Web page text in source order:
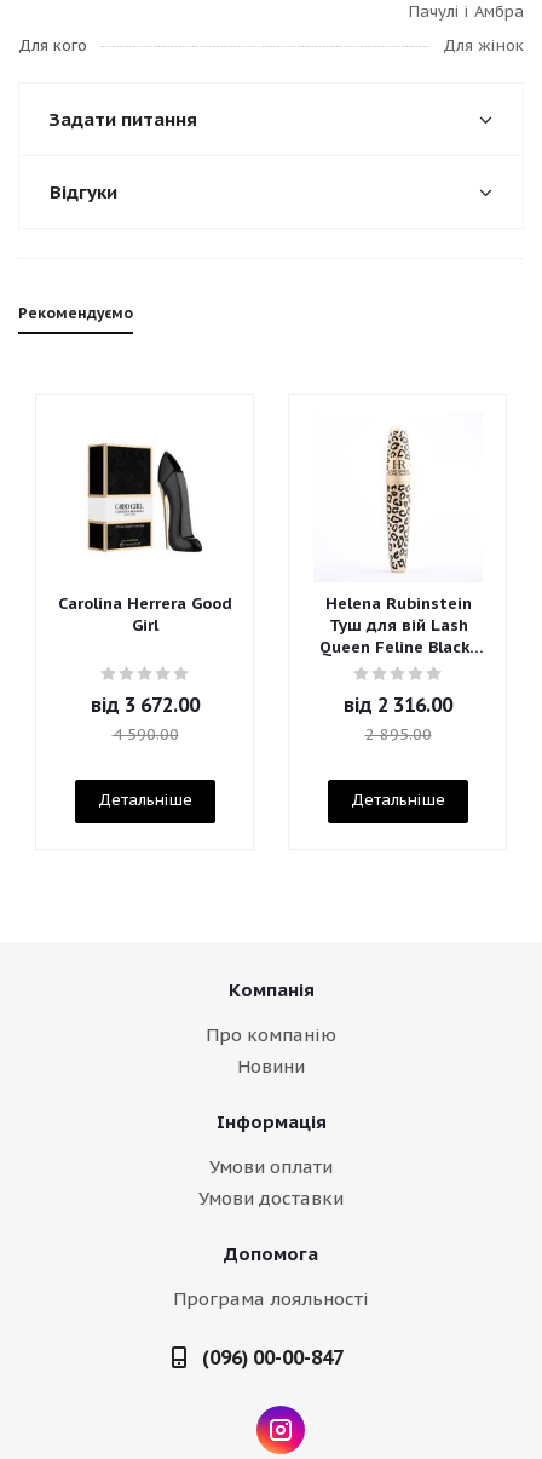
Пачулі і Амбра
Для кого
Для жінок
Задати питання
Відгуки
Рекомендуємо
Carolina Herrera Good
Girl
від 3 672.00
4 590.00
Детальніше
Helena Rubinstein
Туш для вій Lash
Queen Feline Blacks
Mascara
від 2 316.00
2 895.00
Детальніше
Компанія
Про компанію
Новини
Інформація
Умови оплати
Умови доставки
Допомога
Програма лояльності
(096) 00-00-847